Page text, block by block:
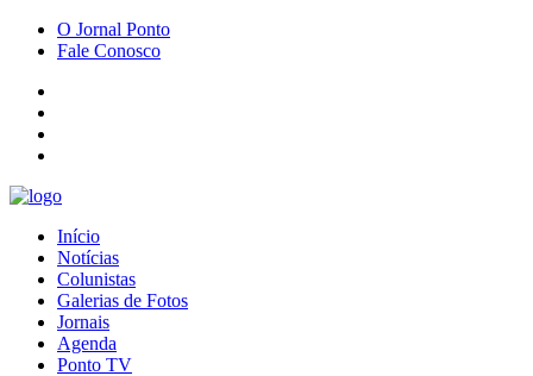
O Jornal Ponto
Fale Conosco
Início
Notícias
Colunistas
Galerias de Fotos
Jornais
Agenda
Ponto TV